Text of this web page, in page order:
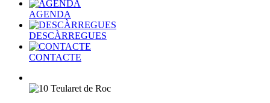
AGENDA
DESCÀRREGUES
CONTACTE